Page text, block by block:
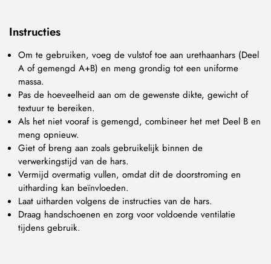
Instructies
Om te gebruiken, voeg de vulstof toe aan urethaanhars (Deel
A of gemengd A+B) en meng grondig tot een uniforme
massa.
Pas de hoeveelheid aan om de gewenste dikte, gewicht of
textuur te bereiken.
Als het niet vooraf is gemengd, combineer het met Deel B en
meng opnieuw.
Giet of breng aan zoals gebruikelijk binnen de
verwerkingstijd van de hars.
Vermijd overmatig vullen, omdat dit de doorstroming en
uitharding kan beïnvloeden.
Laat uitharden volgens de instructies van de hars.
Draag handschoenen en zorg voor voldoende ventilatie
tijdens gebruik.